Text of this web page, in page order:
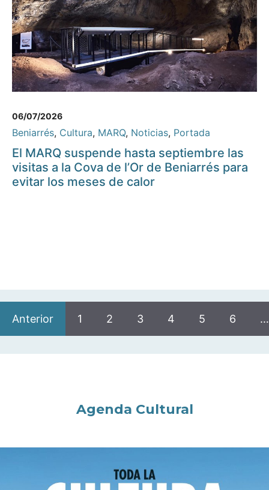
06/07/2026
Beniarrés, Cultura, MARQ, Noticias, Portada
El MARQ suspende hasta septiembre las
visitas a la Cova de l’Or de Beniarrés para
evitar los meses de calor
Anterior 1 2 3 4 5 6 …
Agenda Cultural